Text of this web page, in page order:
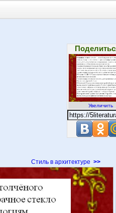
Увеличить
Стиль в архитектуре >>